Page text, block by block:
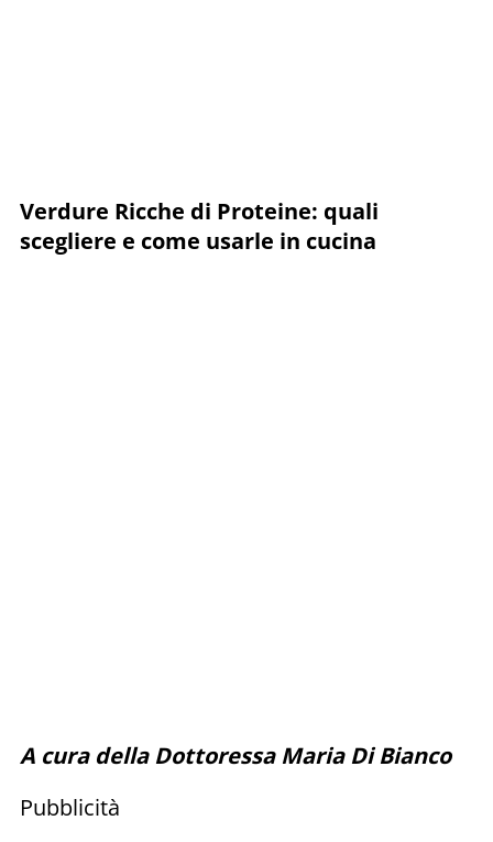
Verdure Ricche di Proteine: quali
scegliere e come usarle in cucina
A cura della Dottoressa Maria Di Bianco
Pubblicità